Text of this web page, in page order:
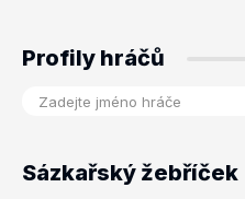
Profily hráčů
Sázkařský žebříček